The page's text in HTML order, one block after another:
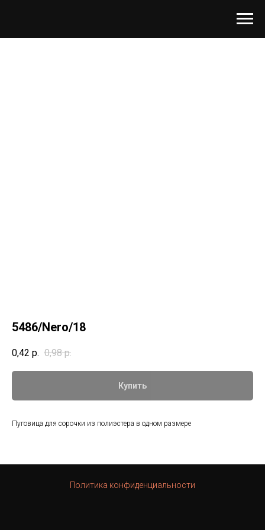
5486/Nero/18
0,42 р. 0,98 р.
Купить
Пуговица для сорочки из полиэстера в одном размере
Политика конфиденциальности